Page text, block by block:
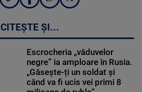
CITEȘTE ȘI...
Escrocheria „văduvelor
negre” ia amploare în Rusia.
„Găsește-ți un soldat și
când va fi ucis vei primi 8